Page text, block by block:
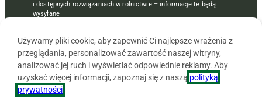
i dostępnych rozwiązaniach w rolnictwie – informacje te będą
wysyłane
Używamy pliki cookie, aby zapewnić Ci najlepsze wrażenia z
przeglądania, personalizować zawartość naszej witryny,
analizować jej ruch i wyświetlać odpowiednie reklamy. Aby
uzyskać więcej informacji, zapoznaj się z naszą polityką
prywatności